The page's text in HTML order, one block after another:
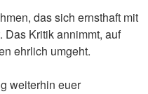
das sich ernsthaft mit
Kritik annimmt, auf
ehrlich umgeht.
weiterhin euer